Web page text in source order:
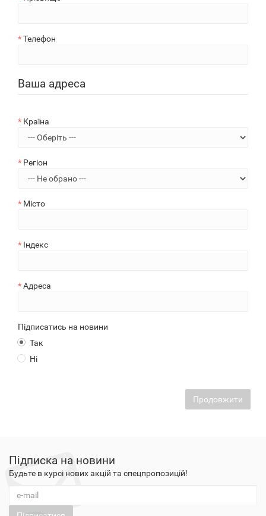
Телефон
Ваша адреса
Країна
Регіон
Місто
Індекс
Адреса
Підписатись на новини
Так
Ні
Продовжити
Підписка на новини
Будьте в курсі нових акцій та спецпропозицій!